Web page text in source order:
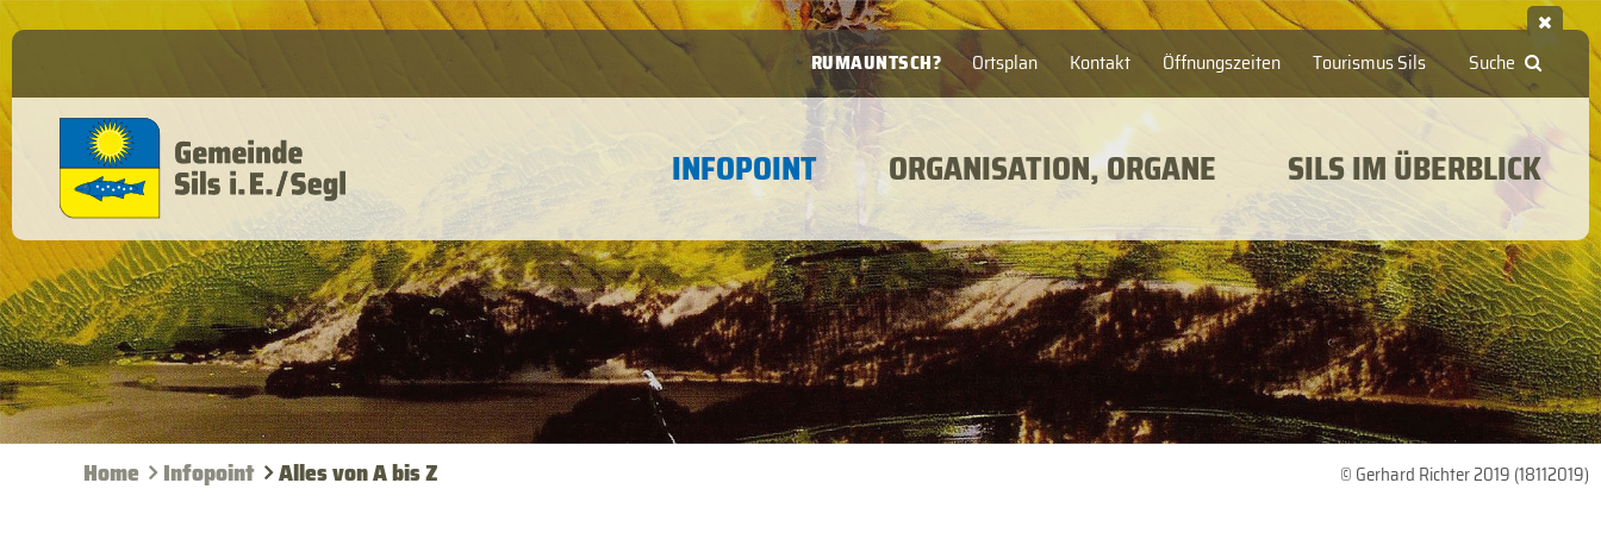
Suche
Ortsplan Kontakt Öffnungszeiten Tourismus Sils
RUMAUNTSCH?
INFOPOINT ORGANISATION, ORGANE SILS IM ÜBERBLICK
© Gerhard Richter 2019 (18112019)
Home Infopoint Alles von A bis Z